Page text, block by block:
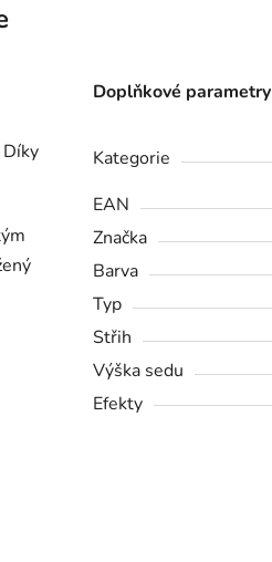
Doplňkové parametry
Kategorie
EAN
Značka
Barva
Typ
Střih
Výška sedu
Efekty